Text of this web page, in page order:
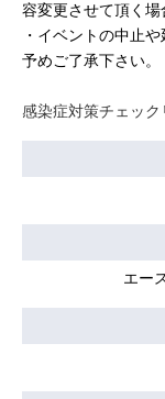
容変更させて頂く場
・イベントの中止
予めご了承下さい。
感染症対策チェック
エー